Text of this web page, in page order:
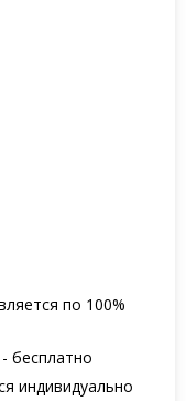
по 100%
бесплатно
индивидуально